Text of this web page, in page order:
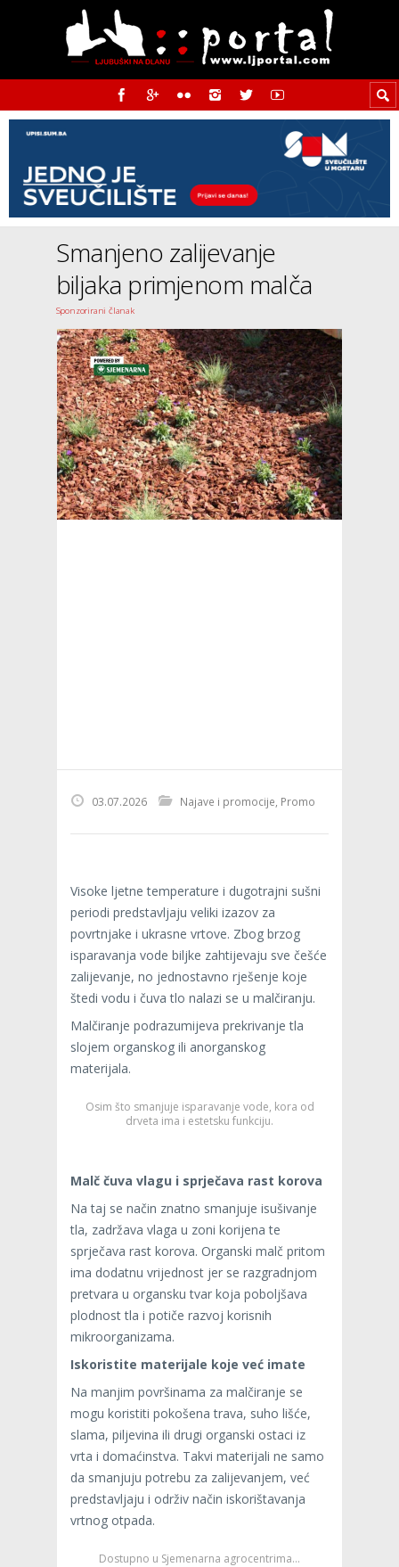
Smanjeno zalijevanje
biljaka primjenom malča
Sponzorirani članak
03.07.2026 Najave i promocije Promo
Visoke ljetne temperature i dugotrajni sušni
periodi predstavljaju veliki izazov za
povrtnjake i ukrasne vrtove. Zbog brzog
isparavanja vode biljke zahtijevaju sve češće
zalijevanje, no jednostavno rješenje koje
štedi vodu i čuva tlo nalazi se u malčiranju.
Malčiranje podrazumijeva prekrivanje tla
slojem organskog ili anorganskog
materijala.
Osim što smanjuje isparavanje vode, kora od
drveta ima i estetsku funkciju.
Malč čuva vlagu i sprječava rast korova
Na taj se način znatno smanjuje isušivanje
tla, zadržava vlaga u zoni korijena te
sprječava rast korova. Organski malč pritom
ima dodatnu vrijednost jer se razgradnjom
pretvara u organsku tvar koja poboljšava
plodnost tla i potiče razvoj korisnih
mikroorganizama.
Iskoristite materijale koje već imate
Na manjim površinama za malčiranje se
mogu koristiti pokošena trava, suho lišće,
slama, piljevina ili drugi organski ostaci iz
vrta i domaćinstva. Takvi materijali ne samo
da smanjuju potrebu za zalijevanjem, već
predstavljaju i održiv način iskorištavanja
vrtnog otpada.
Dostupno u Sjemenarna agrocentrima…